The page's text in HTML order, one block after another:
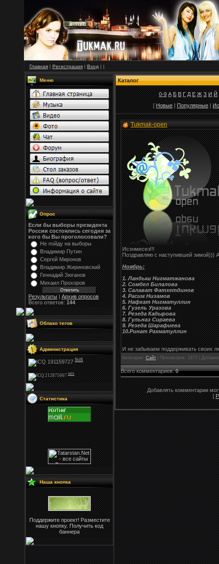
Главная | Регистрация | Вход | |
Меню
Опрос
Если бы выборы президента
России состоялись сегодня за
кого бы Вы проголосовали?
Не пойду на выборы
Владимир Путин
Сергей Миронов
Владимир Жириновский
Геннадий Зюганов
Михаил Прохоров
Результаты|Архив опросов
Всего ответов:144
Облако тегов
Администрация
Stifi
NFS
Статистика
Наша кнопка
Поддержите проект! Разместите
нашу кнопку. Получить код
баннера
Каталог
0-9 А Б В Г Д Е Ж З И Й
[Новые|Популярные|
Tukmak-open
Исэнмесез!!!
Поздравляю с наступившей зимой)))
Ноябрь:
1. Ландыш Нигматжанова
2. Сомбел Билалова
3. Салават Фатхетдинов
4. Расим Низамов
5. Нафкат Нигматуллин
6. Гузель Уразова
7. Резеда Кадырова
8. Гульназ Сираева
9. Резеда Шарафиева
10.Ринат Рахматуллин
И не забываем поддерживать своих
Категория: Сайт | Просмотров: 1873 |
Всего комментариев:0
Добавлять комментарии
[